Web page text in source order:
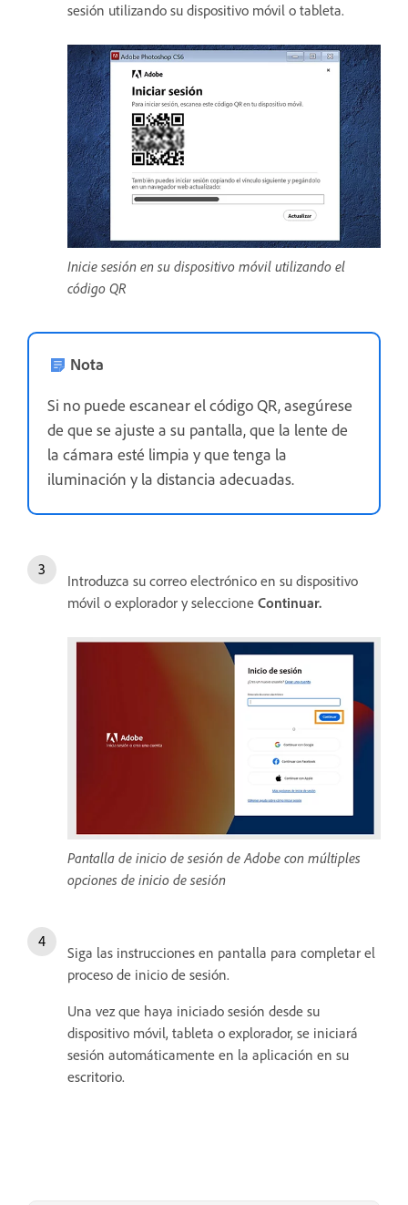
sesión utilizando su dispositivo móvil o tableta.
Inicie sesión en su dispositivo móvil utilizando el
código QR
Nota
Si no puede escanear el código QR, asegúrese
de que se ajuste a su pantalla, que la lente de
la cámara esté limpia y que tenga la
iluminación y la distancia adecuadas.
Introduzca su correo electrónico en su dispositivo
móvil o explorador y seleccione Continuar.
Pantalla de inicio de sesión de Adobe con múltiples
opciones de inicio de sesión
Siga las instrucciones en pantalla para completar el
proceso de inicio de sesión.
Una vez que haya iniciado sesión desde su
dispositivo móvil, tableta o explorador, se iniciará
sesión automáticamente en la aplicación en su
escritorio.